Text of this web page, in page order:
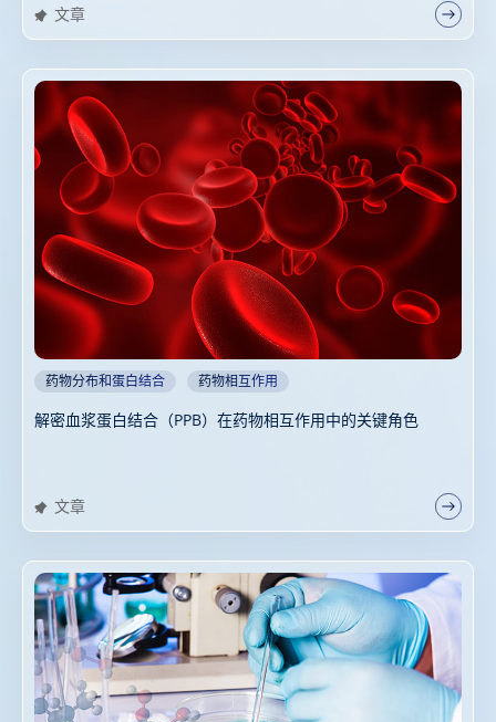
文章
药物分布和蛋白结合 药物相互作用
解密血浆蛋白结合（PPB）在药物相互作用中的关键角色
文章